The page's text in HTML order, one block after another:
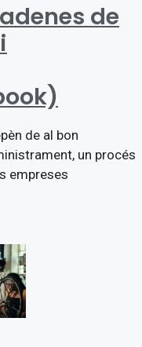
de
de al bon
un procés
empreses